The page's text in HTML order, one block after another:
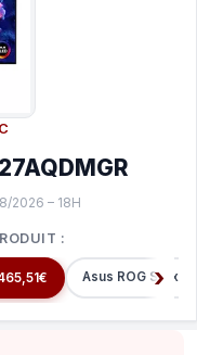
2026 – 18H
:
Asus ROG Strix